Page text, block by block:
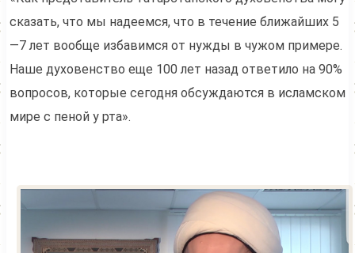
сказать, что мы надеемся, что в течение ближайших 5
—7 лет вообще избавимся от нужды в чужом примере.
Наше духовенство еще 100 лет назад ответило на 90%
вопросов, которые сегодня обсуждаются в исламском
мире с пеной у рта».